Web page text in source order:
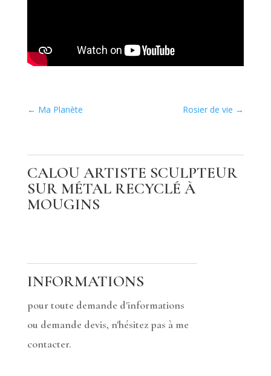
← Ma Planète Rosier de vie →
CALOU ARTISTE SCULPTEUR
SUR MÉTAL RECYCLÉ À
MOUGINS
INFORMATIONS
pour toute demande d'informations
ou demande devis, n'hésitez pas à me
contacter.